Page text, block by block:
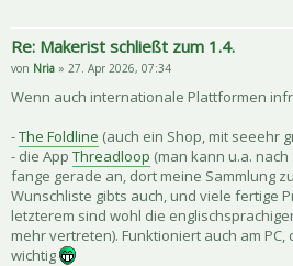
Re: Makerist schließt zum 1.4.
von Nria » 27. Apr 2026, 07:34
Wenn auch internationale Plattformen
-The Foldline (auch ein Shop, mit seeehr
- die App Threadloop (man kann u.a.
fange gerade an, dort meine Sammlung
Wunschliste gibts auch, und viele fertige
letzterem sind wohl die
mehr vertreten). Funktioniert auch am
wichtig